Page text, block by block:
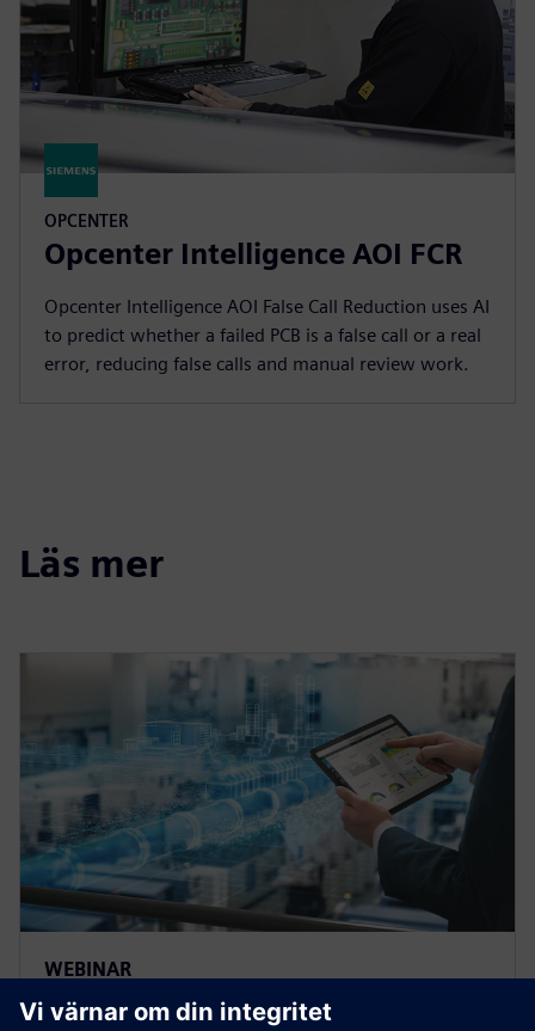
OPCENTER
Opcenter Intelligence AOI FCR
Opcenter Intelligence AOI False Call Reduction uses AI
to predict whether a failed PCB is a false call or a real
error, reducing false calls and manual review work.
Läs mer
WEBINAR
Context is everything: